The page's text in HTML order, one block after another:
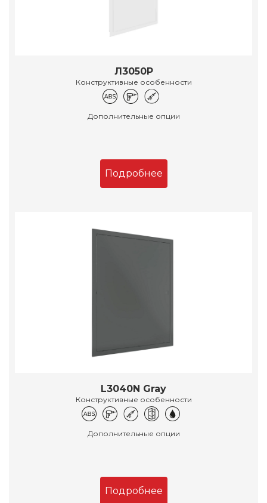
Л3050Р
Конструктивные особенности
Дополнительные опции
Подробнее
L3040N Gray
Конструктивные особенности
Дополнительные опции
Подробнее